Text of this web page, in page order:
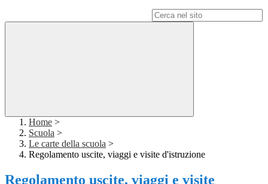
Home >
Scuola >
Le carte della scuola >
Regolamento uscite, viaggi e visite d'istruzione
Regolamento uscite, viaggi e visite